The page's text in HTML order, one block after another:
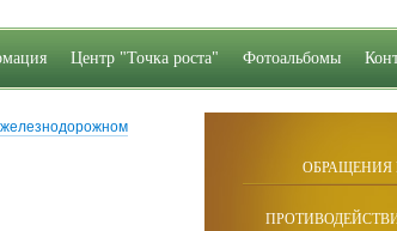
железнодорожном
ОБРАЩЕНИЯ
Центр "Точка роста" Фотоальбомы